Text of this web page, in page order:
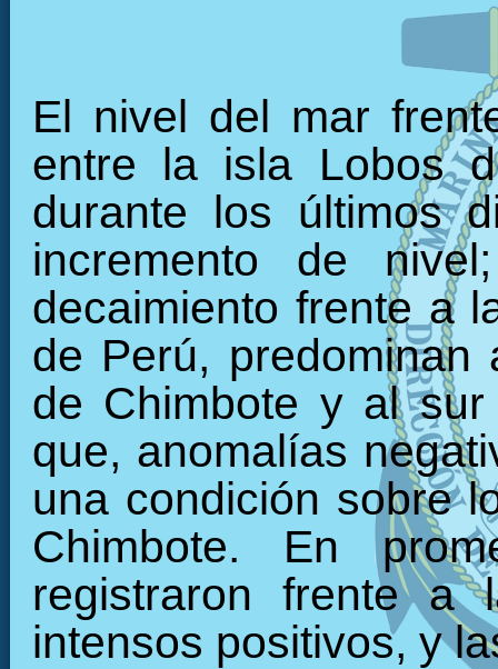
El nivel del mar
entre la isla Lobos
durante los últimos
incremento de
decaimiento frente a
de Perú, predominan
de Chimbote y al
que, anomalías
una condición sobre
Chimbote. En
registraron frente a
intensos positivos, y